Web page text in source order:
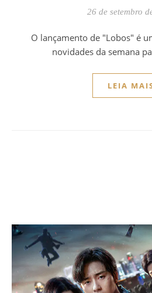
26 de setembro
O lançamento de "Lobos" é uma das 15 melhores
novidades da semana
LEIA